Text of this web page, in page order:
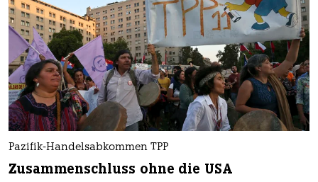
Pazifik-Handelsabkommen TPP
Zusammenschluss ohne die USA